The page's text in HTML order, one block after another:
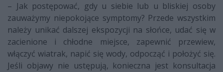
– Jak postępować, gdy u siebie lub u bliskiej osoby
zauważymy niepokojące symptomy? Przede wszystkim
należy unikać dalszej ekspozycji na słońce, udać się w
zacienione i chłodne miejsce, zapewnić przewiew,
włączyć wiatrak, napić się wody, odpocząć i położyć się.
Jeśli objawy nie ustępują, konieczna jest konsultacja